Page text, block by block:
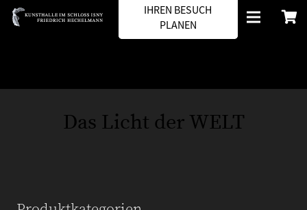
IHREN BESUCH
PLANEN
Das Licht der WELT